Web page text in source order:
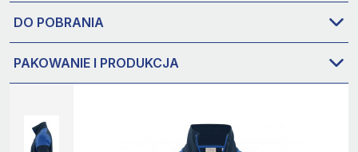
DO POBRANIA
PAKOWANIE I PRODUKCJA